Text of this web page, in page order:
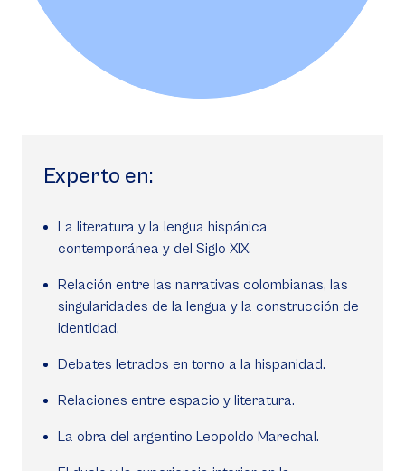
Experto en:
La literatura y la lengua hispánica
contemporánea y del Siglo XIX.
Relación entre las narrativas colombianas, las
singularidades de la lengua y la construcción de
identidad,
Debates letrados en torno a la hispanidad.
Relaciones entre espacio y literatura.
La obra del argentino Leopoldo Marechal.